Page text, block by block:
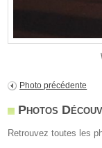
Photo précédente
Photos
Retrouvez toutes les